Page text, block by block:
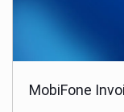
MobiFone